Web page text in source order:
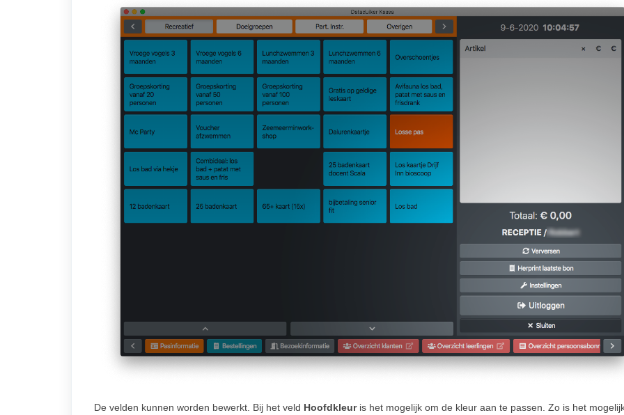
De velden kunnen worden bewerkt. Bij het veld Hoofdkleuris het mogelijk om de kleur aan te passen. Zo is het